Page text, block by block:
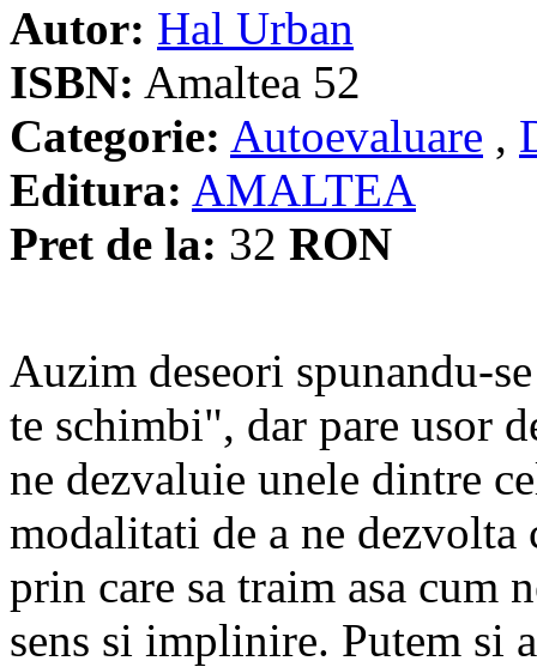
Autor: Hal Urban
ISBN: Amaltea 52
Categorie: Autoevaluare ,
Editura: AMALTEA
Pret de la: 32 RON
Auzim deseori spunandu-
te schimbi", dar pare usor
ne dezvaluie unele dintre
modalitati de a ne dezvolta
prin care sa traim asa cum
sens si implinire. Putem si